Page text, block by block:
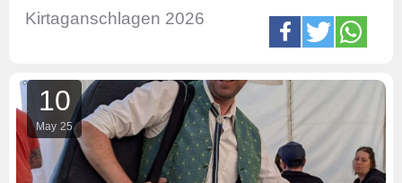
Kirtaganschlagen 2026
10
May 25